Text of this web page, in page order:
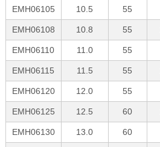
EMH06105 10.5 55
EMH06108 10.8 55
EMH06110 11.0 55
EMH06115 11.5 55
EMH06120 12.0 55
EMH06125 12.5 60
EMH06130 13.0 60